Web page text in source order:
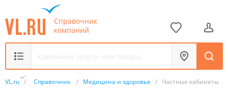
Справочник
компаний
VL.ru / Справочник / Медицина и здоровье / Частные кабинеты